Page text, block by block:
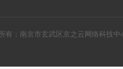
有：南京市玄武区京之云网络科技